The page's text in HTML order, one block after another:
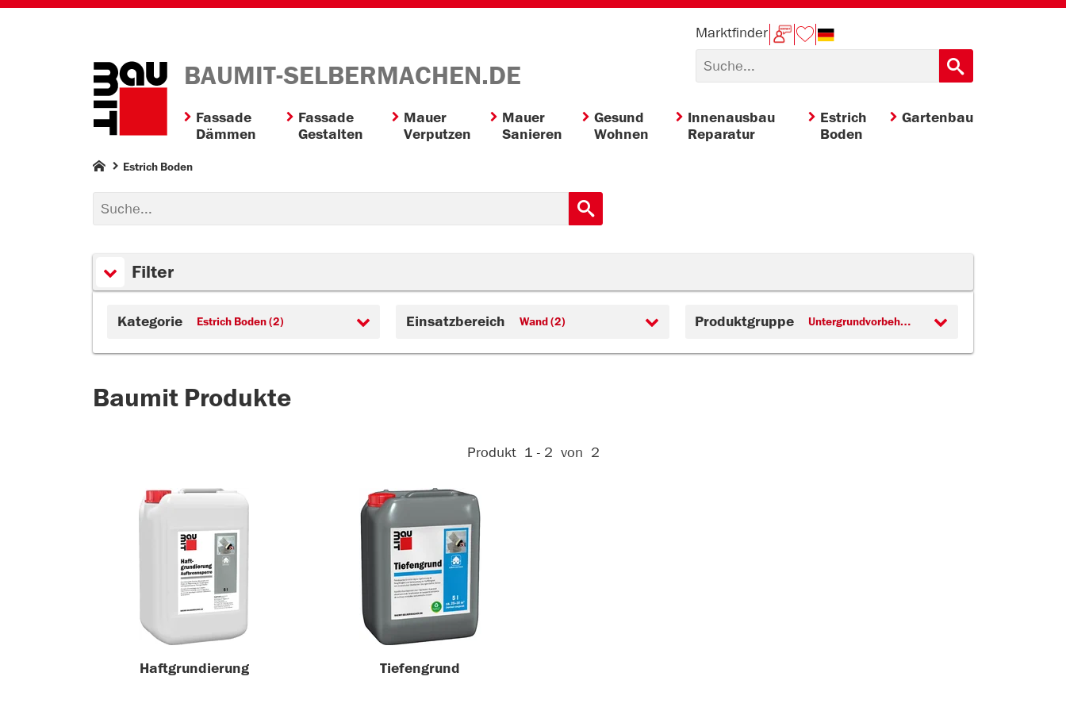
BAUMIT-SELBERMACHEN.DE
Marktfinder
Fassade
Dämmen
Fassade
Gestalten
Mauer
Verputzen
Mauer
Sanieren
Gesund
Wohnen
Innenausbau
Reparatur
Estrich
Boden
Gartenbau
Estrich Boden
Filter
Kategorie Estrich Boden (2) Einsatzbereich Wand (2) Produktgruppe Untergrundvorbehandlung (2)
Baumit Produkte
Aktive Filter:
Produkt 1 - 2 von 2
Haftgrundierung Tiefengrund